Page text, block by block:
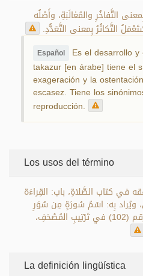
التَّفاخُرِ والمُغالَبَةِ، وأَصْلُه
التَّكاثُرُ بِمعنى التَّعَدُّدِ.
Español Es el desarrollo
takazur [en árabe] tiene el
exageración y la
escasez. Tiene los
reproducción.
Los usos del término
كتاب الصَّلاةِ، باب: القِراءَة
ويُراد بِه: اسْمُ سُورَةٍ مِن سُوَرِ
القُرْآنِ الكَرِيمِ، وهي السُّورَةُ رقم (102) في تَرْتِيبِ المُصْحَفِ،
La definición lingüística